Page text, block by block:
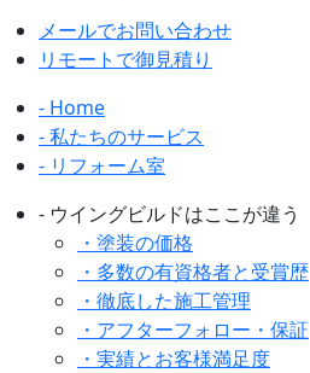
メールでお問い合わせ
リモートで御見積り
- Home
- 私たちのサービス
- リフォーム室
- ウイングビルドはここが違う
・塗装の価格
・多数の有資格者と受賞歴
・徹底した施工管理
・アフターフォロー・保証
・実績とお客様満足度